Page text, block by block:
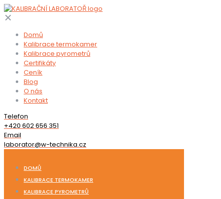
✕
Domů
Kalibrace termokamer
Kalibrace pyrometrů
Certifikáty
Ceník
Blog
O nás
Kontakt
Telefon
+420 602 656 351
Email
laborator@w-technika.cz
DOMŮ
KALIBRACE TERMOKAMER
KALIBRACE PYROMETRŮ